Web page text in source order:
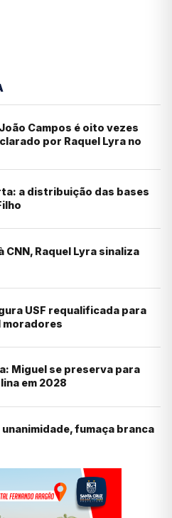
Campos é oito vezes
por Raquel Lyra no
a distribuição das bases
CNN, Raquel Lyra sinaliza
USF requalificada para
moradores
Miguel se preserva para
em 2028
fumaça branca